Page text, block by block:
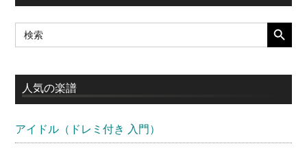
初
の
イ
ド
バ
Search
for:
SEARCH
人気の楽譜
アイドル（ドレミ付き 入門）